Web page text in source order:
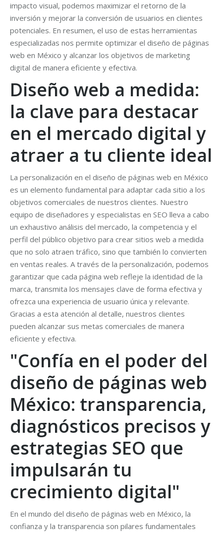
impacto visual, podemos maximizar el retorno de la
inversión y mejorar la conversión de usuarios en clientes
potenciales. En resumen, el uso de estas herramientas
especializadas nos permite optimizar el diseño de páginas
web en México y alcanzar los objetivos de marketing
digital de manera eficiente y efectiva.
Diseño web a medida:
la clave para destacar
en el mercado digital y
atraer a tu cliente ideal
La personalización en el diseño de páginas web en México
es un elemento fundamental para adaptar cada sitio a los
objetivos comerciales de nuestros clientes. Nuestro
equipo de diseñadores y especialistas en SEO lleva a cabo
un exhaustivo análisis del mercado, la competencia y el
perfil del público objetivo para crear sitios web a medida
que no solo atraen tráfico, sino que también lo convierten
en ventas reales. A través de la personalización, podemos
garantizar que cada página web refleje la identidad de la
marca, transmita los mensajes clave de forma efectiva y
ofrezca una experiencia de usuario única y relevante.
Gracias a esta atención al detalle, nuestros clientes
pueden alcanzar sus metas comerciales de manera
eficiente y efectiva.
"Confía en el poder del
diseño de páginas web
México: transparencia,
diagnósticos precisos y
estrategias SEO que
impulsarán tu
crecimiento digital"
En el mundo del diseño de páginas web en México, la
confianza y la transparencia son pilares fundamentales